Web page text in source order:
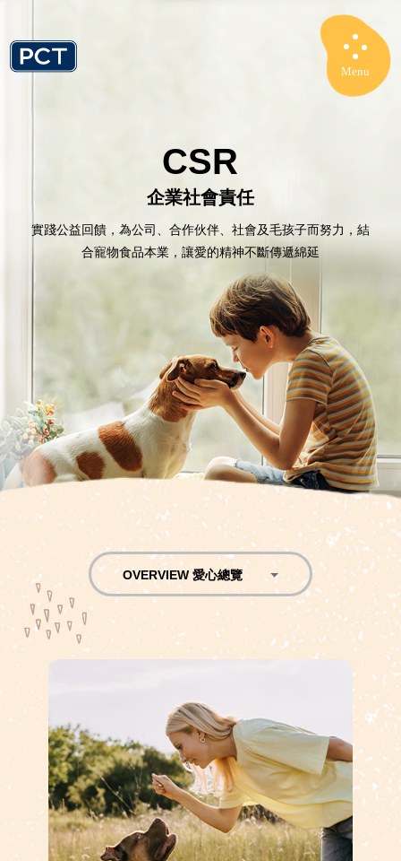
MenuClose
CSR
企業社會責任
實踐公益回饋，為公司、合作伙伴、社會及毛孩子而努力，結
合寵物食品本業，讓愛的精神不斷傳遞綿延
OVERVIEW 愛心總覽